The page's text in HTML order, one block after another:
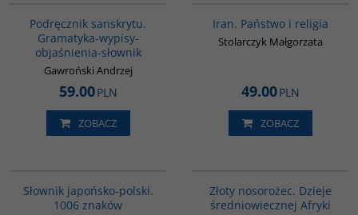
Podręcznik sanskrytu.
Gramatyka-wypisy-
objaśnienia-słownik
Gawroński Andrzej
59.00PLN
ZOBACZ
Iran. Państwo i religia
Stolarczyk Małgorzata
49.00PLN
ZOBACZ
Słownik japońsko-polski.
1006 znaków
Złoty nosorożec. Dzieje
średniowiecznej Afryki